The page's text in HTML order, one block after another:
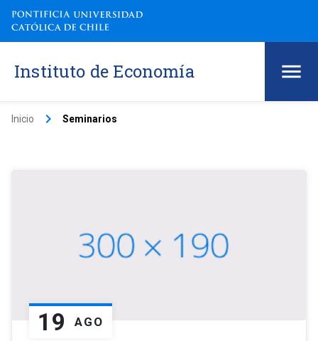
Instituto de Economía
Inicio keyboard_arrow_right Seminarios
19 AGO